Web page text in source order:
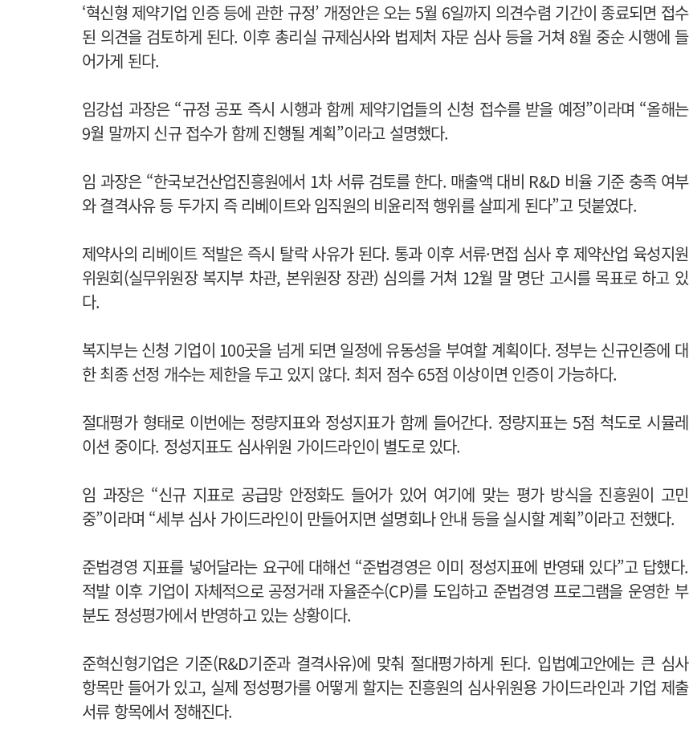
‘혁신형 제약기업 인증 등에 관한 규정’ 개정안은 오는 5월 6일까지 의견수렴 기간이 종료되면 접수
된 의견을 검토하게 된다. 이후 총리실 규제심사와 법제처 자문 심사 등을 거쳐 8월 중순 시행에 들
어가게 된다.
임강섭 과장은 “규정 공포 즉시 시행과 함께 제약기업들의 신청 접수를 받을 예정”이라며 “올해는
9월 말까지 신규 접수가 함께 진행될 계획”이라고 설명했다.
임 과장은 “한국보건산업진흥원에서 1차 서류 검토를 한다. 매출액 대비 R&D 비율 기준 충족 여부
와 결격사유 등 두가지 즉 리베이트와 임직원의 비윤리적 행위를 살피게 된다”고 덧붙였다.
제약사의 리베이트 적발은 즉시 탈락 사유가 된다. 통과 이후 서류·면접 심사 후 제약산업 육성지원
위원회(실무위원장 복지부 차관, 본위원장 장관) 심의를 거쳐 12월 말 명단 고시를 목표로 하고 있
다.
복지부는 신청 기업이 100곳을 넘게 되면 일정에 유동성을 부여할 계획이다. 정부는 신규인증에 대
한 최종 선정 개수는 제한을 두고 있지 않다. 최저 점수 65점 이상이면 인증이 가능하다.
절대평가 형태로 이번에는 정량지표와 정성지표가 함께 들어간다. 정량지표는 5점 척도로 시뮬레
이션 중이다. 정성지표도 심사위원 가이드라인이 별도로 있다.
임 과장은 “신규 지표로 공급망 안정화도 들어가 있어 여기에 맞는 평가 방식을 진흥원이 고민
중”이라며 “세부 심사 가이드라인이 만들어지면 설명회나 안내 등을 실시할 계획”이라고 전했다.
준법경영 지표를 넣어달라는 요구에 대해선 “준법경영은 이미 정성지표에 반영돼 있다”고 답했다.
적발 이후 기업이 자체적으로 공정거래 자율준수(CP)를 도입하고 준법경영 프로그램을 운영한 부
분도 정성평가에서 반영하고 있는 상황이다.
준혁신형기업은 기준(R&D기준과 결격사유)에 맞춰 절대평가하게 된다. 입법예고안에는 큰 심사
항목만 들어가 있고, 실제 정성평가를 어떻게 할지는 진흥원의 심사위원용 가이드라인과 기업 제출
서류 항목에서 정해진다.